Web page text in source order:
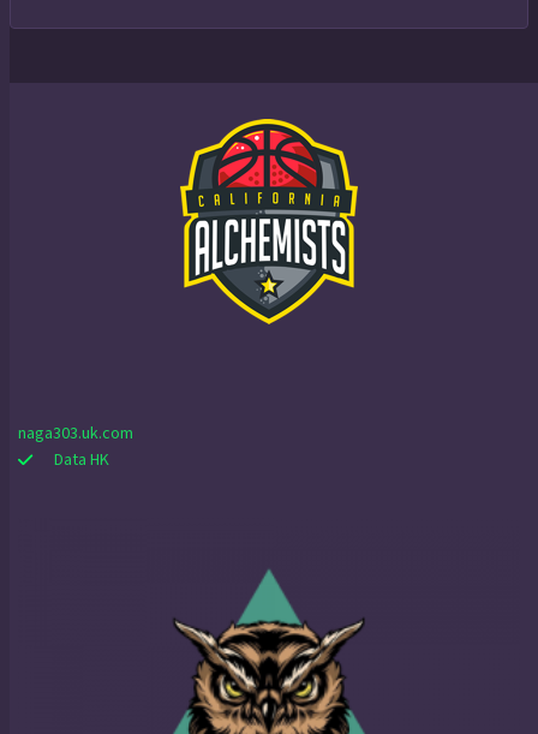
naga303.uk.com
Data HK